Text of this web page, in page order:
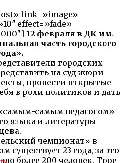
link=»image»
effect=»fade»
12 февраля в ДК им.
часть городского
городских
на суд жюри
провести открытые
в роли политиков и дать
самым педагогом»
языка и литературы
.
чемпионат» в
23 года, за это
более 200 человек. Трое